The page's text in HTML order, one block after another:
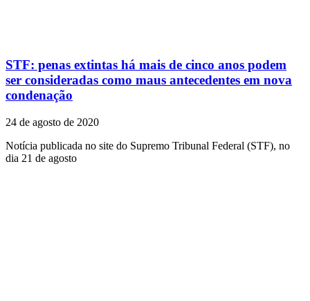
STF: penas extintas há mais de cinco anos podem
ser consideradas como maus antecedentes em nova
condenação
24 de agosto de 2020
Notícia publicada no site do Supremo Tribunal Federal (STF), no
dia 21 de agosto